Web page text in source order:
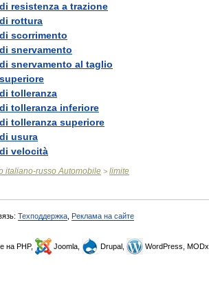
di resistenza a trazione
di rottura
di scorrimento
di snervamento
di snervamento al taglio
superiore
di tolleranza
di tolleranza inferiore
di tolleranza superiore
di usura
di velocità
italiano-russo Automobile > limite
Техподдержка Реклама на сайте
на PHP, Joomla, Drupal, WordPress, MODx.